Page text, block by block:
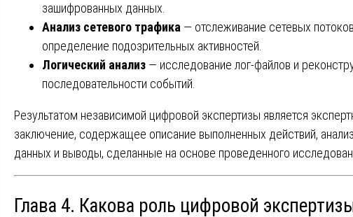
зашифрованных данных.
Анализ сетевого трафика — отслеживание сетевых
определение подозрительных активностей.
Логический анализ — исследование лог-файлов и
последовательности событий.
Результатом независимой цифровой экспертизы является
заключение, содержащее описание выполненных действий, анализ
данных и выводы, сделанные на основе проведенного
Глава 4. Какова роль цифровой